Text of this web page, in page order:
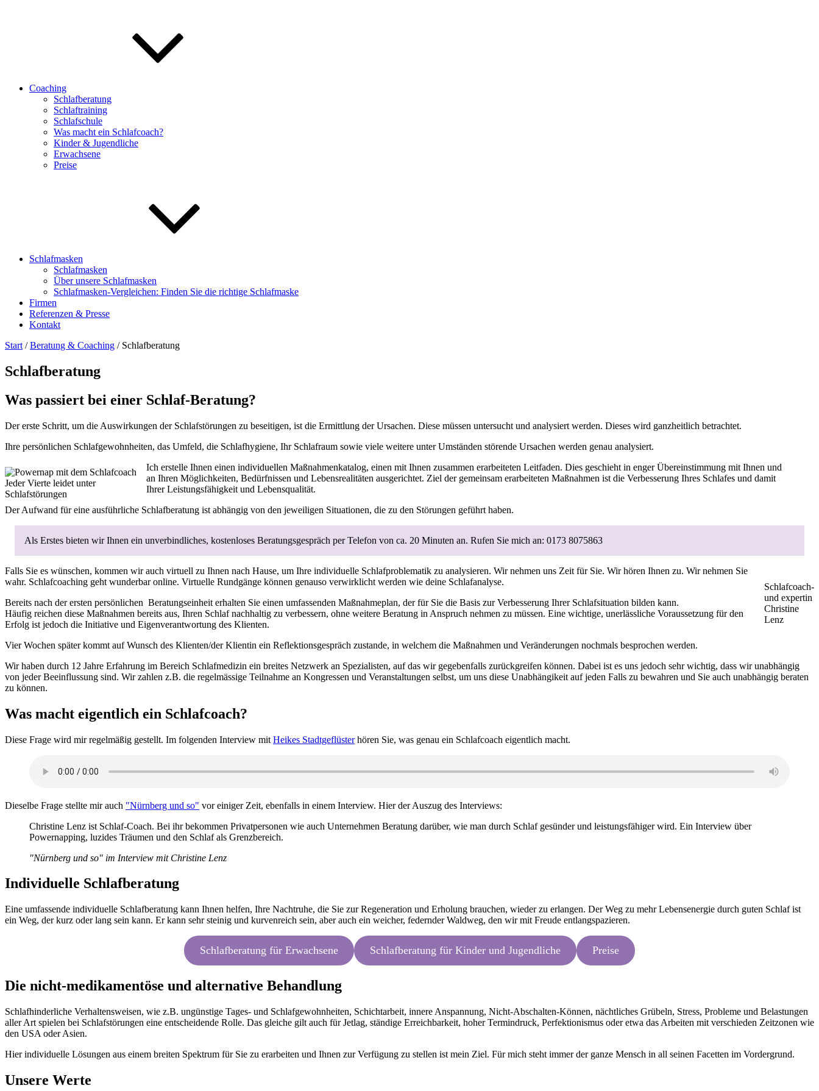
Coaching
Schlafberatung
Schlaftraining
Schlafschule
Was macht ein Schlafcoach?
Kinder & Jugendliche
Erwachsene
Preise
Schlafmasken
Schlafmasken
Über unsere Schlafmasken
Schlafmasken-Vergleichen: Finden Sie die richtige Schlafmaske
Firmen
Referenzen & Presse
Kontakt
Start /Beratung & Coaching / Schlafberatung
Schlafberatung
Was passiert bei einer Schlaf-Beratung?
Der erste Schritt, um die Auswirkungen der Schlafstörungen zu beseitigen, ist die Ermittlung der Ursachen. Diese müssen untersucht und analysiert werden. Dieses wird ganzheitlich betrachtet.
Ihre persönlichen Schlafgewohnheiten, das Umfeld, die Schlafhygiene, Ihr Schlafraum sowie viele weitere unter Umständen störende Ursachen werden genau analysiert.
Jeder Vierte leidet unter
Schlafstörungen
Ich erstelle Ihnen einen individuellen Maßnahmenkatalog, einen mit Ihnen zusammen erarbeiteten Leitfaden. Dies geschieht in enger Übereinstimmung mit Ihnen und
an Ihren Möglichkeiten, Bedürfnissen und Lebensrealitäten ausgerichtet. Ziel der gemeinsam erarbeiteten Maßnahmen ist die Verbesserung Ihres Schlafes und damit
Ihrer Leistungsfähigkeit und Lebensqualität.
Der Aufwand für eine ausführliche Schlafberatung ist abhängig von den jeweiligen Situationen, die zu den Störungen geführt haben.
Als Erstes bieten wir Ihnen ein unverbindliches, kostenloses Beratungsgespräch per Telefon von ca. 20 Minuten an. Rufen Sie mich an: 0173 8075863
Schlafcoach-
und expertin
Christine
Lenz
Falls Sie es wünschen, kommen wir auch virtuell zu Ihnen nach Hause, um Ihre individuelle Schlafproblematik zu analysieren. Wir nehmen uns Zeit für Sie. Wir hören Ihnen zu. Wir nehmen Sie
wahr. Schlafcoaching geht wunderbar online. Virtuelle Rundgänge können genauso verwirklicht werden wie deine Schlafanalyse.
Bereits nach der ersten persönlichen Beratungseinheit erhalten Sie einen umfassenden Maßnahmeplan, der für Sie die Basis zur Verbesserung Ihrer Schlafsituation bilden kann.
Häufig reichen diese Maßnahmen bereits aus, Ihren Schlaf nachhaltig zu verbessern, ohne weitere Beratung in Anspruch nehmen zu müssen. Eine wichtige, unerlässliche Voraussetzung für den
Erfolg ist jedoch die Initiative und Eigenverantwortung des Klienten.
Vier Wochen später kommt auf Wunsch des Klienten/der Klientin ein Reflektionsgespräch zustande, in welchem die Maßnahmen und Veränderungen nochmals besprochen werden.
Wir haben durch 12 Jahre Erfahrung im Bereich Schlafmedizin ein breites Netzwerk an Spezialisten, auf das wir gegebenfalls zurückgreifen können. Dabei ist es uns jedoch sehr wichtig, dass wir unabhängig
von jeder Beeinflussung sind. Wir zahlen z.B. die regelmässige Teilnahme an Kongressen und Veranstaltungen selbst, um uns diese Unabhängikeit auf jeden Falls zu bewahren und Sie auch unabhängig beraten
zu können.
Was macht eigentlich ein Schlafcoach?
Diese Frage wird mir regelmäßig gestellt. Im folgenden Interview mit Heikes Stadtgeflüsterhören Sie, was genau ein Schlafcoach eigentlich macht.
Dieselbe Frage stellte mir auch "Nürnberg und so" vor einiger Zeit, ebenfalls in einem Interview. Hier der Auszug des Interviews:
Christine Lenz ist Schlaf-Coach. Bei ihr bekommen Privatpersonen wie auch Unternehmen Beratung darüber, wie man durch Schlaf gesünder und leistungsfähiger wird. Ein Interview über
Powernapping, luzides Träumen und den Schlaf als Grenzbereich.
"Nürnberg und so" im Interview mit Christine Lenz
Individuelle Schlafberatung
Eine umfassende individuelle Schlafberatung kann Ihnen helfen, Ihre Nachtruhe, die Sie zur Regeneration und Erholung brauchen, wieder zu erlangen. Der Weg zu mehr Lebensenergie durch guten Schlaf ist
ein Weg, der kurz oder lang sein kann. Er kann sehr steinig und kurvenreich sein, aber auch ein weicher, federnder Waldweg, den wir mit Freude entlangspazieren.
Schlafberatung für Erwachsene Schlafberatung für Kinder und Jugendliche Preise
Die nicht-medikamentöse und alternative Behandlung
Schlafhinderliche Verhaltensweisen, wie z.B. ungünstige Tages- und Schlafgewohnheiten, Schichtarbeit, innere Anspannung, Nicht-Abschalten-Können, nächtliches Grübeln, Stress, Probleme und Belastungen
aller Art spielen bei Schlafstörungen eine entscheidende Rolle. Das gleiche gilt auch für Jetlag, ständige Erreichbarkeit, hoher Termindruck, Perfektionismus oder etwa das Arbeiten mit verschieden Zeitzonen wie
den USA oder Asien.
Hier individuelle Lösungen aus einem breiten Spektrum für Sie zu erarbeiten und Ihnen zur Verfügung zu stellen ist mein Ziel. Für mich steht immer der ganze Mensch in all seinen Facetten im Vordergrund.
Unsere Werte